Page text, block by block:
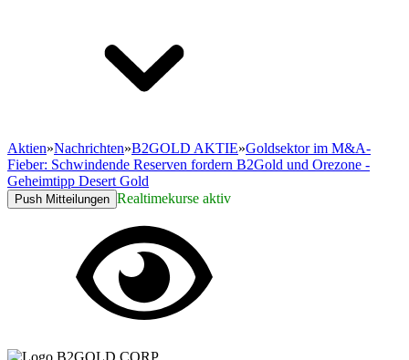
Aktien»Nachrichten»B2GOLD AKTIE»Goldsektor im M&A-
Fieber: Schwindende Reserven fordern B2Gold und Orezone -
Geheimtipp Desert Gold
Push Mitteilungen Realtimekurse aktiv